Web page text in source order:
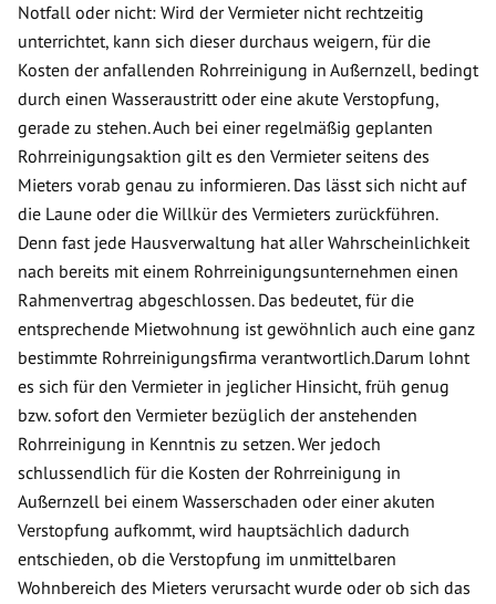
Notfall oder nicht: Wird der Vermieter nicht rechtzeitig
unterrichtet, kann sich dieser durchaus weigern, für die
Kosten der anfallenden Rohrreinigung in Außernzell, bedingt
durch einen Wasseraustritt oder eine akute Verstopfung,
gerade zu stehen. Auch bei einer regelmäßig geplanten
Rohrreinigungsaktion gilt es den Vermieter seitens des
Mieters vorab genau zu informieren. Das lässt sich nicht auf
die Laune oder die Willkür des Vermieters zurückführen.
Denn fast jede Hausverwaltung hat aller Wahrscheinlichkeit
nach bereits mit einem Rohrreinigungsunternehmen einen
Rahmenvertrag abgeschlossen. Das bedeutet, für die
entsprechende Mietwohnung ist gewöhnlich auch eine ganz
bestimmte Rohrreinigungsfirma verantwortlich.Darum lohnt
es sich für den Vermieter in jeglicher Hinsicht, früh genug
bzw. sofort den Vermieter bezüglich der anstehenden
Rohrreinigung in Kenntnis zu setzen. Wer jedoch
schlussendlich für die Kosten der Rohrreinigung in
Außernzell bei einem Wasserschaden oder einer akuten
Verstopfung aufkommt, wird hauptsächlich dadurch
entschieden, ob die Verstopfung im unmittelbaren
Wohnbereich des Mieters verursacht wurde oder ob sich das